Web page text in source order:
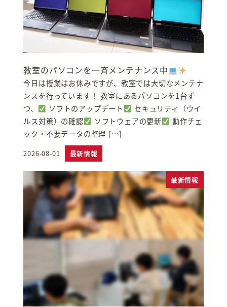
教室のパソコンを一斉メンテナンス中
今日は授業はお休みですが、教室では大切なメンテナ
ンスを行っています！ 教室にあるパソコンを1台ず
つ、
ソフトのアップデート
セキュリティ（ウイ
ルス対策）の確認
ソフトウェアの更新
動作チェ
ック・不要データの整理 […]
投稿日
2026-08-01 最新情報
最新情報